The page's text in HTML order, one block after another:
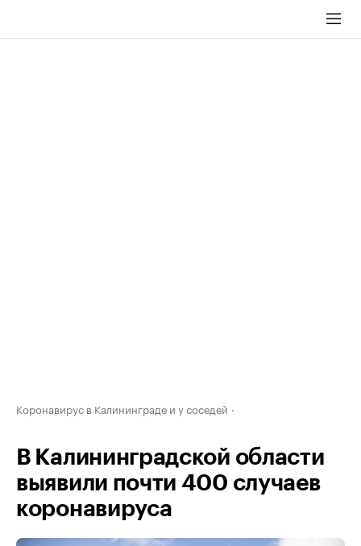
Коронавирус в Калининграде и у соседей
В Калининградской области
выявили почти 400 случаев
коронавируса